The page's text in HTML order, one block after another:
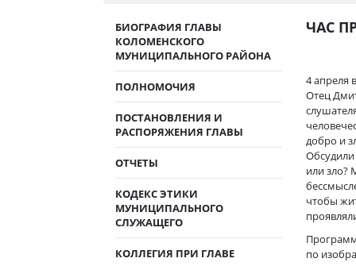
БИОГРАФИЯ ГЛАВЫ
КОЛОМЕНСКОГО
МУНИЦИПАЛЬНОГО РАЙОНА
ПОЛНОМОЧИЯ
ПОСТАНОВЛЕНИЯ И
РАСПОРЯЖЕНИЯ ГЛАВЫ
ОТЧЕТЫ
КОДЕКС ЭТИКИ
МУНИЦИПАЛЬНОГО
СЛУЖАЩЕГО
КОЛЛЕГИЯ ПРИ ГЛАВЕ
ЧАС
4 апреля
Отец
добро и
или зло?
чтобы
по